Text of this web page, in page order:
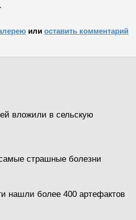
или оставить комментарий
вложили в сельскую
страшные болезни
нашли более 400 артефактов